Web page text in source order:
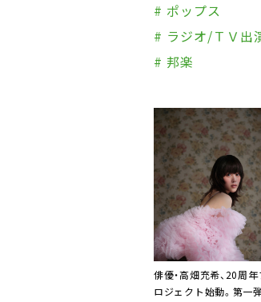
# ポップス
# ラジオ/ＴＶ出
# 邦楽
俳優・高畑充希、20周年
ロジェクト始動。第一